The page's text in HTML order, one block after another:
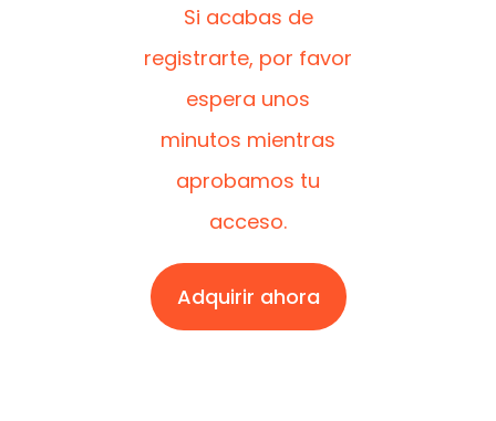
Si acabas de
registrarte, por favor
espera unos
minutos mientras
aprobamos tu
acceso.
Adquirir ahora